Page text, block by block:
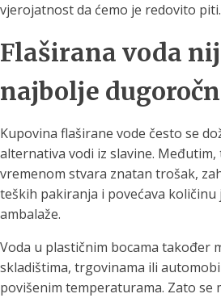
vjerojatnost da ćemo je redovito piti.
Flaširana voda
najbolje
Kupovina flaširane vode često se
alternativa vodi iz slavine. Međutim,
vremenom stvara znatan trošak,
teških pakiranja i povećava
ambalaže.
Voda u plastičnim bocama također
skladištima, trgovinama ili
povišenim temperaturama. Zato se